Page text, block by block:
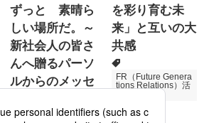
ずっと 素晴ら
しい場所だ。～
新社会人の皆さ
んへ贈るパーソ
ルからのメッセ
を彩り育む未
来」と互いの大
共感
FR（Future Genera
tions Relations）活
次世代育成